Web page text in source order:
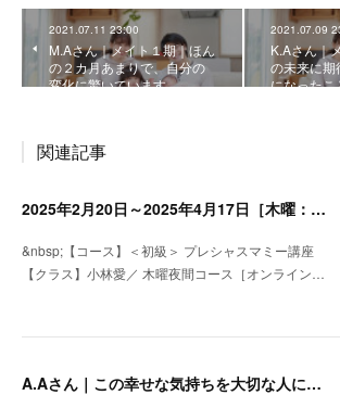
2021.07.11 23:00
M.Aさん｜メイト１期｜ほん
の２カ月あまりで、自分の
変化に驚いています
2021.07.09
K.Aさん｜
の未来に期
になった
関連記事
2025年2月20日～2025年4月17日［木曜：オンライン］小林愛・＜初級＞プレシャスマミー講座名
&nbsp;【コース】＜初級＞ プレシャスマミー講座
【クラス】小林愛／ 木曜夜間コース［オンライン…
A.Aさん｜この幸せな気持ちを大切な人に返していきたいと思いました